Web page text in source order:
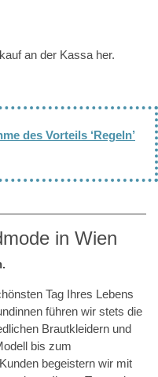
an der Kassa her.
des Vorteils ‘Regeln’
in Wien
Tag Ihres Lebens
führen wir stets die
Brautkleidern und
bis zum
begeistern wir mit